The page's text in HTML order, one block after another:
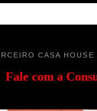
CASA HOUSE
Fale com a